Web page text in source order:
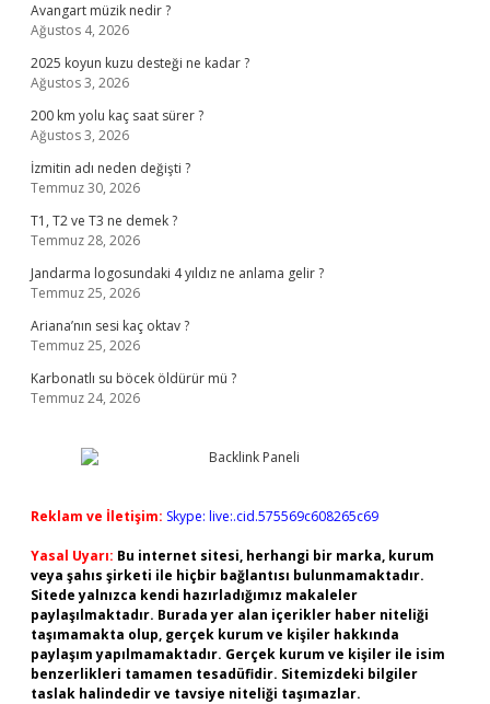
Avangart müzik nedir ?
Ağustos 4, 2026
2025 koyun kuzu desteği ne kadar ?
Ağustos 3, 2026
200 km yolu kaç saat sürer ?
Ağustos 3, 2026
İzmitin adı neden değişti ?
Temmuz 30, 2026
T1, T2 ve T3 ne demek ?
Temmuz 28, 2026
Jandarma logosundaki 4 yıldız ne anlama gelir ?
Temmuz 25, 2026
Ariana’nın sesi kaç oktav ?
Temmuz 25, 2026
Karbonatlı su böcek öldürür mü ?
Temmuz 24, 2026
Reklam ve İletişim: Skype: live:.cid.575569c608265c69
Yasal Uyarı: Bu internet sitesi, herhangi bir marka, kurum
veya şahıs şirketi ile hiçbir bağlantısı bulunmamaktadır.
Sitede yalnızca kendi hazırladığımız makaleler
paylaşılmaktadır. Burada yer alan içerikler haber niteliği
taşımamakta olup, gerçek kurum ve kişiler hakkında
paylaşım yapılmamaktadır. Gerçek kurum ve kişiler ile isim
benzerlikleri tamamen tesadüfidir. Sitemizdeki bilgiler
taslak halindedir ve tavsiye niteliği taşımazlar.